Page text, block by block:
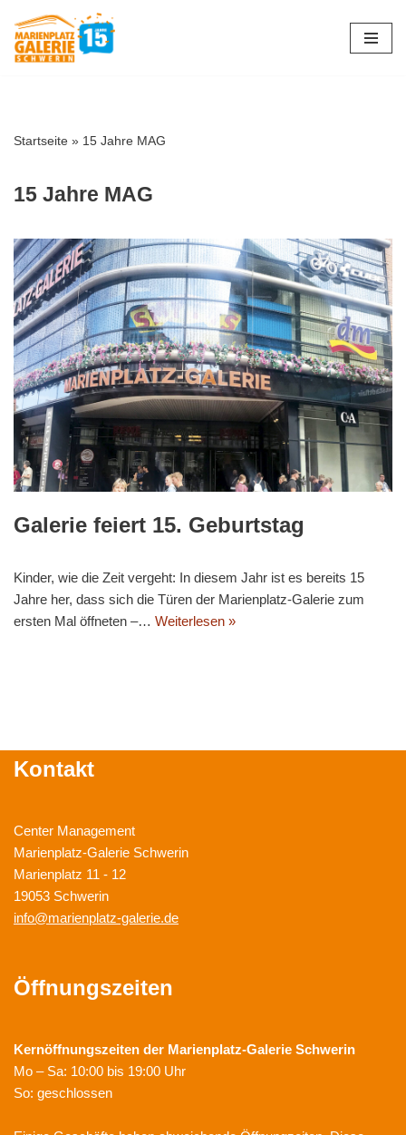
Zum
Startseite » 15 Jahre MAG
15 Jahre MAG
Galerie feiert 15. Geburtstag
Kinder, wie die Zeit vergeht: In diesem Jahr ist es bereits 15
Jahre her, dass sich die Türen der Marienplatz-Galerie zum
ersten Mal öffneten –… Weiterlesen »
Kontakt
Center Management
Marienplatz-Galerie Schwerin
Marienplatz 11 - 12
19053 Schwerin
info@marienplatz-galerie.de
Öffnungszeiten
Kernöffnungszeiten der Marienplatz-Galerie Schwerin
Mo – Sa: 10:00 bis 19:00 Uhr
So: geschlossen